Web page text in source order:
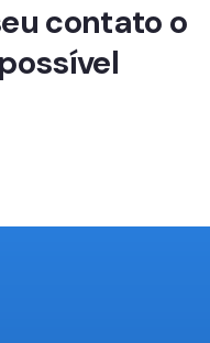
contato o